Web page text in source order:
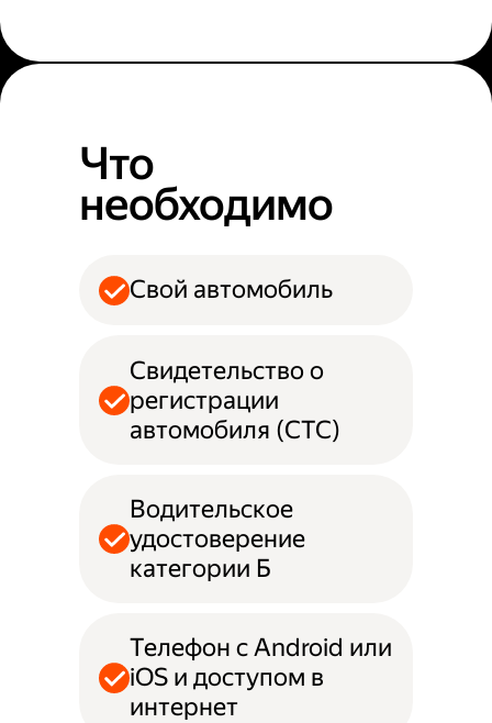
Что
необходимо
Свой автомобиль
Свидетельство о
регистрации
автомобиля (СТС)
Водительское
удостоверение
категории Б
Телефон с Android или
iOS и доступом в
интернет